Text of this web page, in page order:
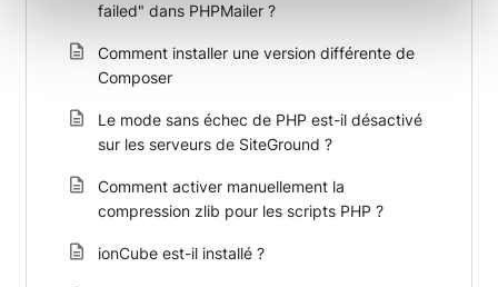
failed" dans PHPMailer ?
Comment installer une version différente de
Composer
Le mode sans échec de PHP est-il désactivé
sur les serveurs de SiteGround ?
Comment activer manuellement la
compression zlib pour les scripts PHP ?
ionCube est-il installé ?